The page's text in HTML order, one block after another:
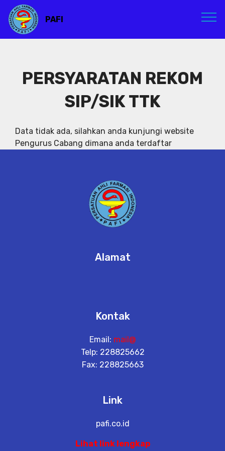
PAFI
PERSYARATAN REKOM
SIP/SIK TTK
Data tidak ada, silahkan anda kunjungi website
Pengurus Cabang dimana anda terdaftar
Alamat
Kontak
Email: mail@
Telp: 228825662
Fax: 228825663
Link
pafi.co.id
Lihat link lengkap